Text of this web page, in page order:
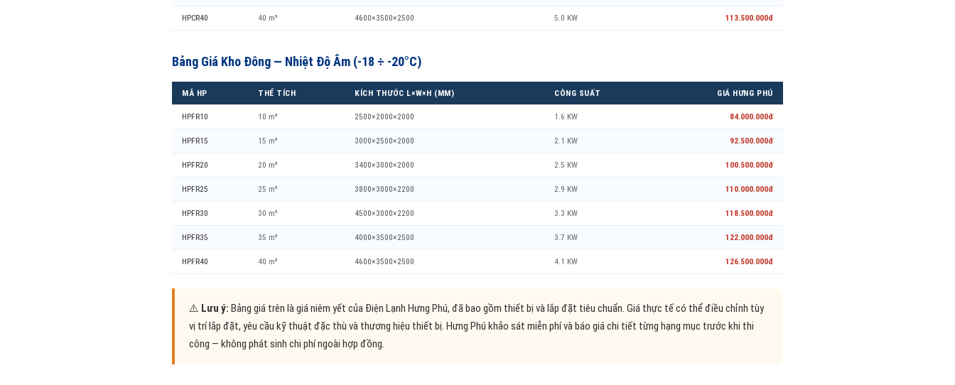
HPCR40 40 m³ 4600×3500×2500 5.0 KW 113.500.000đ
Bảng Giá Kho Đông — Nhiệt Độ Âm (-18 ÷ -20°C)
MÃ HP THỂ TÍCH KÍCH THƯỚC L×W×H (MM) CÔNG SUẤT GIÁ HƯNG PHÚ
HPFR10 10 m³ 2500×2000×2000 1.6 KW 84.000.000đ
HPFR15 15 m³ 3000×2500×2000 2.1 KW 92.500.000đ
HPFR20 20 m³ 3400×3000×2000 2.5 KW 100.500.000đ
HPFR25 25 m³ 3800×3000×2200 2.9 KW 110.000.000đ
HPFR30 30 m³ 4500×3000×2200 3.3 KW 118.500.000đ
HPFR35 35 m³ 4000×3500×2500 3.7 KW 122.000.000đ
HPFR40 40 m³ 4600×3500×2500 4.1 KW 126.500.000đ
⚠️ Lưu ý: Bảng giá trên là giá niêm yết của Điện Lạnh Hưng Phú, đã bao gồm thiết bị và lắp đặt tiêu chuẩn. Giá thực tế có thể điều chỉnh tùy
vị trí lắp đặt, yêu cầu kỹ thuật đặc thù và thương hiệu thiết bị. Hưng Phú khảo sát miễn phí và báo giá chi tiết từng hạng mục trước khi thi
công — không phát sinh chi phí ngoài hợp đồng.